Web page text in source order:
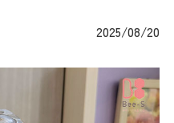
2025/08/20